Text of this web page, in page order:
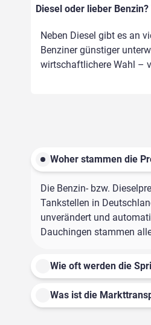
Diesel oder lieber
Neben Diesel gibt es an
Benziner günstiger
wirtschaftlichere Wahl –
Woher stammen die
Die Benzin- bzw.
Tankstellen in
unverändert und
Dauchingen stammen
Wie oft werden die
Was ist die